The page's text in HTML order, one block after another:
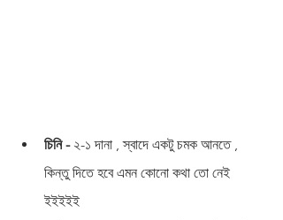
চিনি - ২-১ দানা , স্বাদে একটু চমক আনতে ,
কিন্তু দিতে হবে এমন কোনো কথা তো নেই
ইইইইই